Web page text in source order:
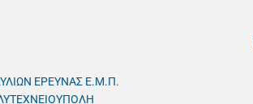
ΕΡΕΥΝΑΣ Ε.Μ.Π.